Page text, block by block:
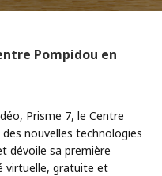
Pompidou en
Prisme 7, le Centre
nouvelles technologies
dévoile sa première
virtuelle, gratuite et